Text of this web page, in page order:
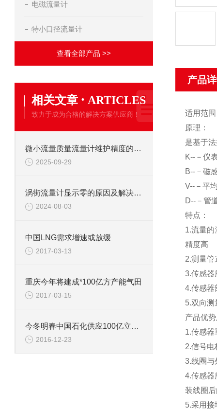
电磁流量计
特小口径流量计
查看全部产品 >>
相关文章 · ARTICLES
致力于成为合格的解决方案供应商！
微小流量质量流量计维护精度的关键方法
2025-09-29
涡街流量计显示零的原因及解决方法有哪些
2024-08-03
中国LNG需求增速或放缓
2017-03-13
重庆今年将建成*100亿方产能气田
2017-03-15
今冬明春中国石化供应100亿立方米天然气
2016-12-23
产品
适用范
原理：
是基于
K--－仪
B--－磁
V--－平
D--－管
特点：
1.流量的
精度高
2.测量管
3.传感器
4.传感器
5.双向测
产品优
1.传感器
2.信号电
3.线圈与
4.传感器
装线圈
5.采用接